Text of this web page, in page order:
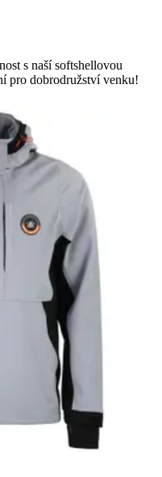
s naší softshellovou
pro dobrodružství venku!